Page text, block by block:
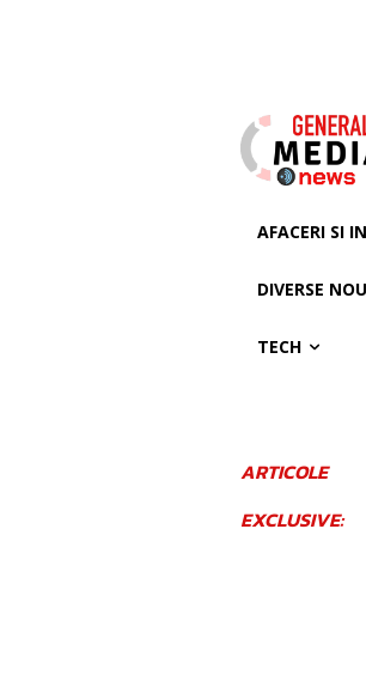
AFACERI SI
DIVERSE
TECH
ARTICOLE
EXCLUSIVE: